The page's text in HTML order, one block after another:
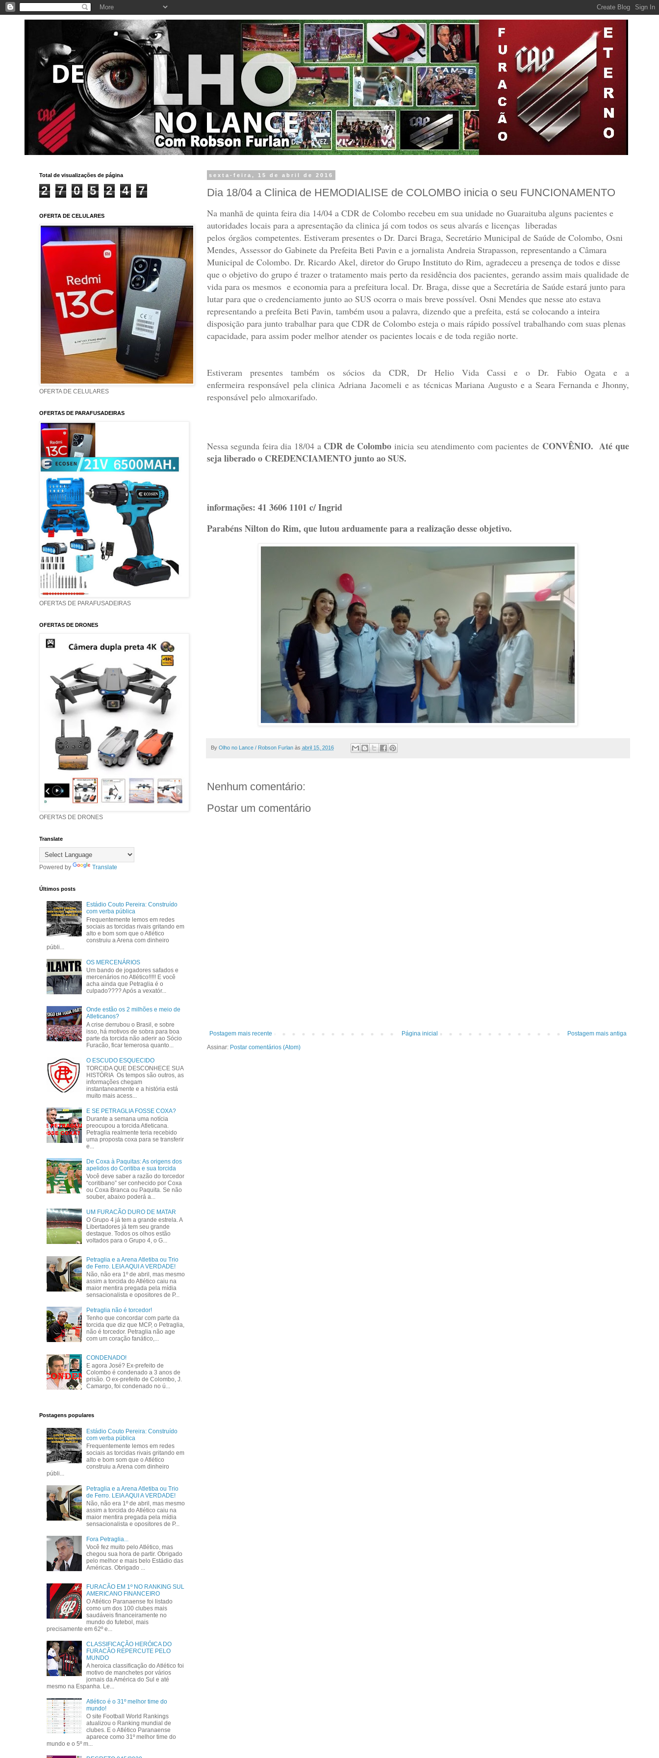
sexta-feira, 15 de abril de 2016
Dia 18/04 a Clinica de HEMODIALISE de COLOMBO inicia o seu FUNCIONAMENTO
Na manhã de quinta feira dia 14/04 a CDR de Colombo recebeu em sua unidade no Guaraituba alguns pacientes e
autoridades locais para a apresentação da clinica já com todos os seus alvarás e licenças liberadas
pelos órgãos competentes. Estiveram presentes o Dr. Darci Braga, Secretário Municipal de Saúde de Colombo, Osni
Mendes, Assessor do Gabinete da Prefeita Beti Pavin e a jornalista Andreia Strapasson, representando a Câmara
Municipal de Colombo. Dr. Ricardo Akel, diretor do Grupo Instituto do Rim, agradeceu a presença de todos e disse
que o objetivo do grupo é trazer o tratamento mais perto da residência dos pacientes, gerando assim mais qualidade de
vida para os mesmos e economia para a prefeitura local. Dr. Braga, disse que a Secretária de Saúde estará junto para
lutar para que o credenciamento junto ao SUS ocorra o mais breve possível. Osni Mendes que nesse ato estava
representando a prefeita Beti Pavin, também usou a palavra, dizendo que a prefeita, está se colocando a inteira
disposição para junto trabalhar para que CDR de Colombo esteja o mais rápido possível trabalhando com suas plenas
capacidade, para assim poder melhor atender os pacientes locais e de toda região norte.
Estiveram presentes também os sócios da CDR, Dr Helio Vida Cassi e o Dr. Fabio Ogata e a
enfermeira responsável pela clinica Adriana Jacomeli e as técnicas Mariana Augusto e a Seara Fernanda e Jhonny,
responsável pelo almoxarifado.
Nessa segunda feira dia 18/04 a CDR de Colombo inicia seu atendimento com pacientes de CONVÊNIO. Até que
seja liberado o CREDENCIAMENTO junto ao SUS.
informações: 41 3606 1101 c/ Ingrid
Parabéns Nilton do Rim, que lutou arduamente para a realização desse objetivo.
By Olho no Lance / Robson Furlan às abril 15, 2016
Nenhum comentário:
Postar um comentário
Postagem mais recente Postagem mais antiga
Página inicial
Assinar: Postar comentários (Atom)
Total de visualizações de página
2 7 0 5 2 4 7
OFERTA DE CELULARES
OFERTA DE CELULARES
OFERTAS DE PARAFUSADEIRAS
OFERTAS DE PARAFUSADEIRAS
OFERTAS DE DRONES
OFERTAS DE DRONES
Translate
Powered by Translate
Últimos posts
Estádio Couto Pereira: Construído
com verba pública
Frequentemente lemos em redes
sociais as torcidas rivais gritando em
alto e bom som que o Atlético
construiu a Arena com dinheiro
públi...
OS MERCENÁRIOS
Um bando de jogadores safados e
mercenários no Atlético!!!!! E você
acha ainda que Petraglia é o
culpado???? Após a vexatór...
Onde estão os 2 milhões e meio de
Atleticanos?
A crise derrubou o Brasil, e sobre
isso, há motivos de sobra para boa
parte da torcida não aderir ao Sócio
Furacão, ficar temerosa quanto...
O ESCUDO ESQUECIDO
TORCIDA QUE DESCONHECE SUA
HISTÓRIA Os tempos são outros, as
informações chegam
instantaneamente e a história está
muito mais acess...
E SE PETRAGLIA FOSSE COXA?
Durante a semana uma notícia
preocupou a torcida Atleticana.
Petraglia realmente teria recebido
uma proposta coxa para se transferir
e...
De Coxa à Paquitas: As origens dos
apelidos do Coritiba e sua torcida
Você deve saber a razão do torcedor
“coritibano” ser conhecido por Coxa
ou Coxa Branca ou Paquita. Se não
souber, abaixo poderá a...
UM FURACÃO DURO DE MATAR
O Grupo 4 já tem a grande estrela. A
Libertadores já tem seu grande
destaque. Todos os olhos estão
voltados para o Grupo 4, o G...
Petraglia e a Arena Atletiba ou Trio
de Ferro. LEIA AQUI A VERDADE!
Não, não era 1º de abril, mas mesmo
assim a torcida do Atlético caiu na
maior mentira pregada pela mídia
sensacionalista e opositores de P...
Petraglia não é torcedor!
Tenho que concordar com parte da
torcida que diz que MCP, o Petraglia,
não é torcedor. Petraglia não age
com um coração fanático,...
CONDENADO!
E agora José? Ex-prefeito de
Colombo é condenado a 3 anos de
prisão. O ex-prefeito de Colombo, J.
Camargo, foi condenado no ú...
Postagens populares
Estádio Couto Pereira: Construído
com verba pública
Frequentemente lemos em redes
sociais as torcidas rivais gritando em
alto e bom som que o Atlético
construiu a Arena com dinheiro
públi...
Petraglia e a Arena Atletiba ou Trio
de Ferro. LEIA AQUI A VERDADE!
Não, não era 1º de abril, mas mesmo
assim a torcida do Atlético caiu na
maior mentira pregada pela mídia
sensacionalista e opositores de P...
Fora Petraglia...
Você fez muito pelo Atlético, mas
chegou sua hora de partir. Obrigado
pelo melhor e mais belo Estádio das
Américas. Obrigado ...
FURACÃO EM 1º NO RANKING SUL
AMERICANO FINANCEIRO
O Atlético Paranaense foi listado
como um dos 100 clubes mais
saudáveis financeiramente no
mundo do futebol, mais
precisamente em 62º e...
CLASSIFICAÇÃO HERÓICA DO
FURACÃO REPERCUTE PELO
MUNDO
A heroica classificação do Atlético foi
motivo de manchetes por vários
jornais da América do Sul e até
mesmo na Espanha. Le...
Atlético é o 31º melhor time do
mundo!
O site Football World Rankings
atualizou o Ranking mundial de
clubes. E o Atlético Paranaense
aparece como 31º melhor time do
mundo e o 5º m...